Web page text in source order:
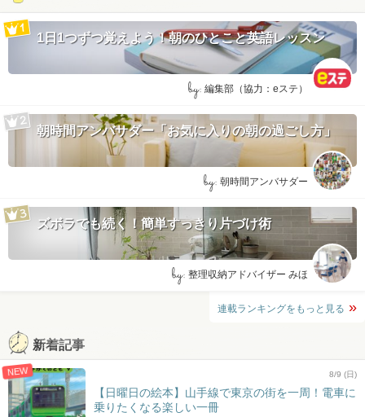
1日1つずつ覚えよう！朝のひとこと英語レッスン
by: 編集部（協力：eステ）
朝時間アンバサダー「お気に入りの朝の過ごし方」
by: 朝時間アンバサダー
ズボラでも続く！簡単すっきり片づけ術
by: 整理収納アドバイザー みほ
連載ランキングをもっと見る
新着記事
NEW 8/9 (日)
【日曜日の絵本】山手線で東京の街を一周！電車に
乗りたくなる楽しい一冊